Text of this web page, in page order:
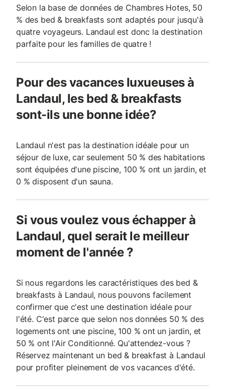
Selon la base de données de Chambres Hotes, 50
% des bed & breakfasts sont adaptés pour jusqu'à
quatre voyageurs. Landaul est donc la destination
parfaite pour les familles de quatre !
Pour des vacances luxueuses à
Landaul, les bed & breakfasts
sont-ils une bonne idée?
Landaul n'est pas la destination idéale pour un
séjour de luxe, car seulement 50 % des habitations
sont équipées d'une piscine, 100 % ont un jardin, et
0 % disposent d'un sauna.
Si vous voulez vous échapper à
Landaul, quel serait le meilleur
moment de l'année ?
Si nous regardons les caractéristiques des bed &
breakfasts à Landaul, nous pouvons facilement
confirmer que c'est une destination idéale pour
l'été. C'est parce que selon nos données 50 % des
logements ont une piscine, 100 % ont un jardin, et
50 % ont l'Air Conditionné. Qu'attendez-vous ?
Réservez maintenant un bed & breakfast à Landaul
pour profiter pleinement de vos vacances d'été.